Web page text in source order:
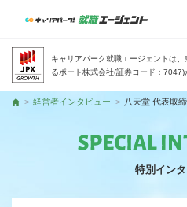
キャリアパーク就職エージェントは
るポート株式会社(証券コード：7047)
トップ
経営者インタビュー 八天堂 代表取
特別イン